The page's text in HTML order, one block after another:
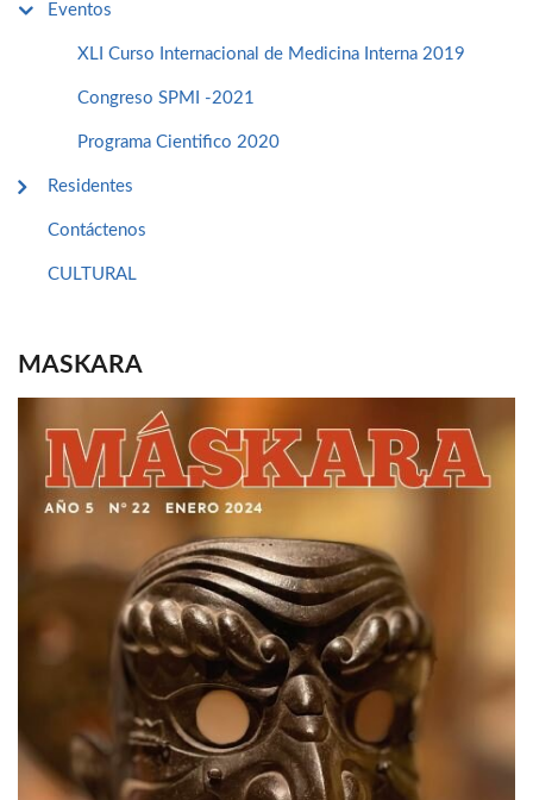
Eventos
XLI Curso Internacional de Medicina Interna 2019
Congreso SPMI -2021
Programa Cientifico 2020
Residentes
Contáctenos
CULTURAL
MASKARA